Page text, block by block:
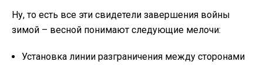
Ну, то есть все эти свидетели завершения войны
зимой – весной понимают следующие мелочи:
Установка линии разграничения между сторонами